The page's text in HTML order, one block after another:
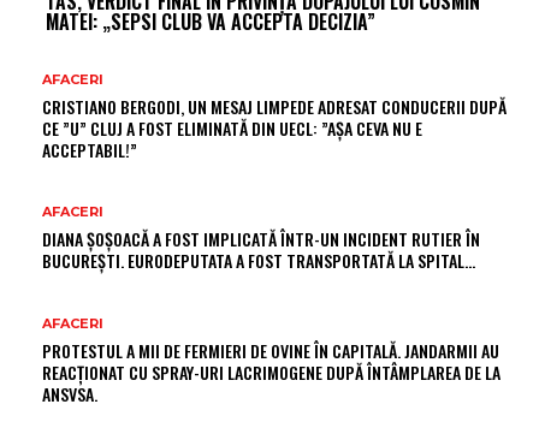
MATEI: „SEPSI CLUB VA ACCEPTA DECIZIA”
AFACERI
CRISTIANO BERGODI, UN MESAJ LIMPEDE ADRESAT CONDUCERII DUPĂ
CE ”U” CLUJ A FOST ELIMINATĂ DIN UECL: ”AȘA CEVA NU E
ACCEPTABIL!”
AFACERI
DIANA ȘOȘOACĂ A FOST IMPLICATĂ ÎNTR-UN INCIDENT RUTIER ÎN
BUCUREȘTI. EURODEPUTATA A FOST TRANSPORTATĂ LA SPITAL…
AFACERI
PROTESTUL A MII DE FERMIERI DE OVINE ÎN CAPITALĂ. JANDARMII AU
REACȚIONAT CU SPRAY-URI LACRIMOGENE DUPĂ ÎNTÂMPLAREA DE LA
ANSVSA.